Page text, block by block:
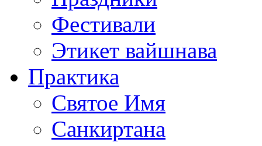
Фестивали
Этикет вайшнава
Практика
Святое Имя
Санкиртана